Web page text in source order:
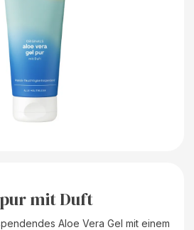
mit Duft
Aloe Vera Gel mit einem